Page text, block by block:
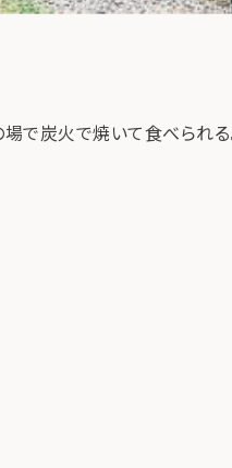
で炭火で焼いて食べられ